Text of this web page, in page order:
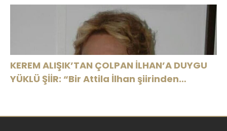
KEREM ALIŞIK’TAN ÇOLPAN İLHAN’A DUYGU
YÜKLÜ ŞİİR: “Bir Attila İlhan şiirinden